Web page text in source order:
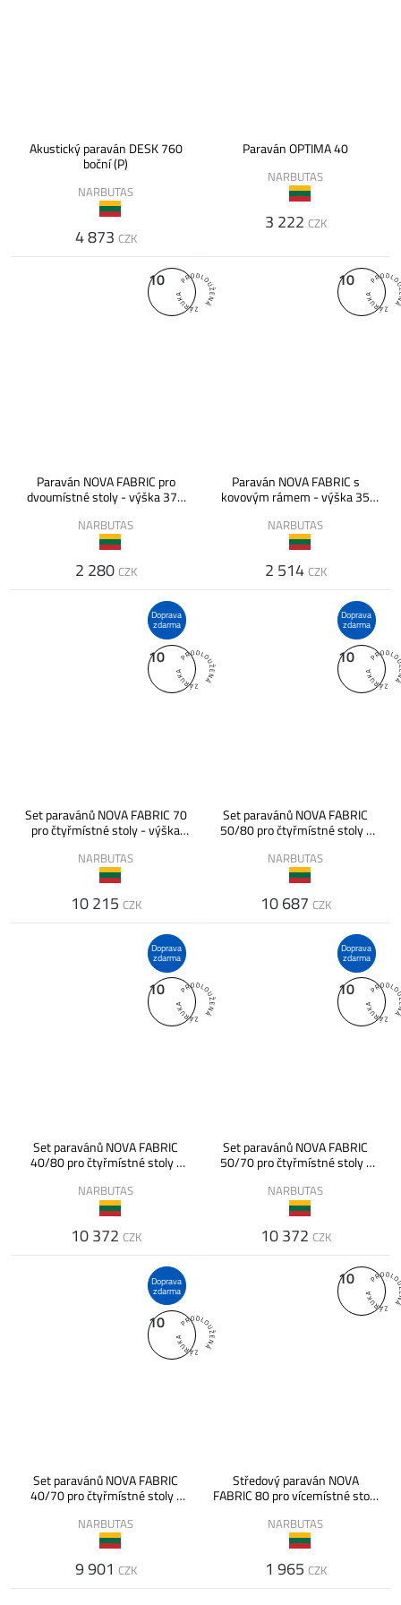
Akustický paraván DESK 760
boční (P)
NARBUTAS
4 873 CZK
Paraván OPTIMA 40
NARBUTAS
3 222 CZK
10
Paraván NOVA FABRIC pro
dvoumístné stoly - výška 375
NARBUTAS
2 280 CZK
10
Paraván NOVA FABRIC s
kovovým rámem - výška 35
NARBUTAS
2 514 CZK
Doprava
zdarma
10
Set paravánů NOVA FABRIC 70
pro čtyřmístné stoly - výška
NARBUTAS
10 215 CZK
Doprava
zdarma
10
Set paravánů NOVA FABRIC
50/80 pro čtyřmístné stoly -
výška 450 mm nad deskou
NARBUTAS
10 687 CZK
Doprava
zdarma
10
Set paravánů NOVA FABRIC
40/80 pro čtyřmístné stoly -
NARBUTAS
10 372 CZK
Doprava
zdarma
10
Set paravánů NOVA FABRIC
50/70 pro čtyřmístné stoly -
NARBUTAS
10 372 CZK
Doprava
zdarma
10
Set paravánů NOVA FABRIC
40/70 pro čtyřmístné stoly -
NARBUTAS
9 901 CZK
10
Středový paraván NOVA
FABRIC 80 pro vícemístné stoly
deskou
NARBUTAS
1 965 CZK